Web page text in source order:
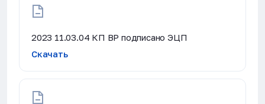
2023 11.03.04 КП ВР подписано ЭЦП
Скачать